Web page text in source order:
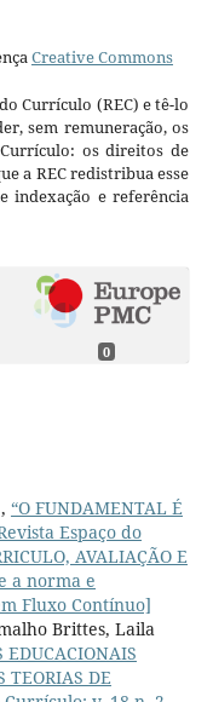
Creative Commons
Currículo (REC) e tê-lo
sem remuneração, os
os direitos de
a REC redistribua esse
indexação e referência
0
“O FUNDAMENTAL É
Espaço do
AVALIAÇÃO E
a norma e
Fluxo Contínuo]
Brittes, Laila
EDUCACIONAIS
TEORIAS DE